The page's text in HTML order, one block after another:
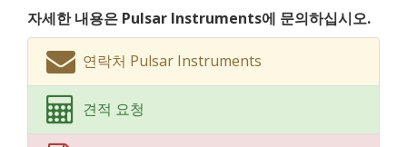
자세한 내용은 Pulsar Instruments에 문의하십시오.
연락처 Pulsar Instruments
견적 요청